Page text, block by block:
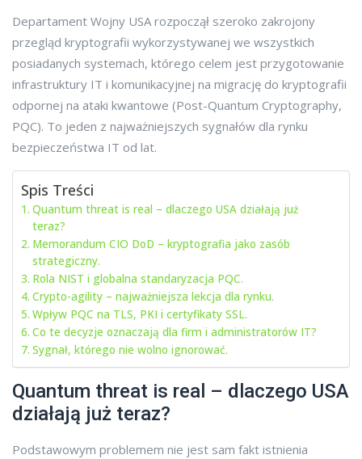
Departament Wojny USA rozpoczął szeroko zakrojony
przegląd kryptografii wykorzystywanej we wszystkich
posiadanych systemach, którego celem jest przygotowanie
infrastruktury IT i komunikacyjnej na migrację do kryptografii
odpornej na ataki kwantowe (Post-Quantum Cryptography,
PQC). To jeden z najważniejszych sygnałów dla rynku
bezpieczeństwa IT od lat.
Spis Treści
Quantum threat is real – dlaczego USA działają już
teraz?
Memorandum CIO DoD – kryptografia jako zasób
strategiczny.
Rola NIST i globalna standaryzacja PQC.
Crypto-agility – najważniejsza lekcja dla rynku.
Wpływ PQC na TLS, PKI i certyfikaty SSL.
Co te decyzje oznaczają dla firm i administratorów IT?
Sygnał, którego nie wolno ignorować.
Quantum threat is real – dlaczego USA
działają już teraz?
Podstawowym problemem nie jest sam fakt istnienia